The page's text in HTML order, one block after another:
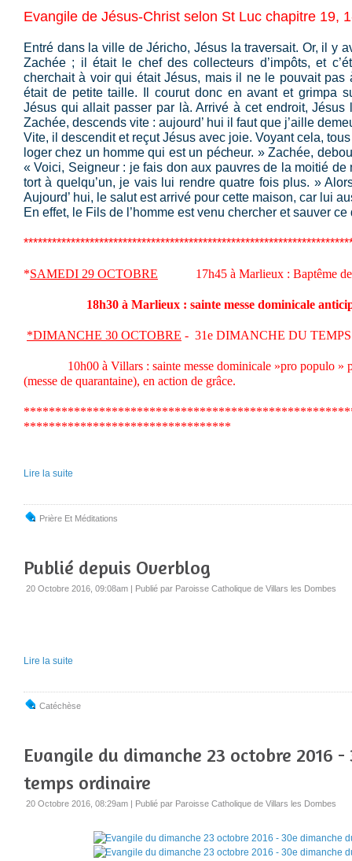
Evangile de Jésus-Christ selon St Luc chapitre 19,
Entré dans la ville de Jéricho, Jésus la traversait. Or, il y
Zachée ; il était le chef des collecteurs d’impôts, et
cherchait à voir qui était Jésus, mais il ne le pouvait
était de petite taille. Il courut donc en avant et grimpa
Jésus qui allait passer par là. Arrivé à cet endroit, Jésus
Zachée, descends vite : aujourd’ hui il faut que j’aille
Vite, il descendit et reçut Jésus avec joie. Voyant cela,
loger chez un homme qui est un pécheur. » Zachée,
« Voici, Seigneur : je fais don aux pauvres de la moitié de
tort à quelqu’un, je vais lui rendre quatre fois plus. »
Aujourd’ hui, le salut est arrivé pour cette maison, car lui
En effet, le Fils de l’homme est venu chercher et sauver
*SAMEDI 29 OCTOBRE 17h45 à Marlieux : Baptême de
18h30 à Marlieux : sainte messe dominicale
*DIMANCHE 30 OCTOBRE - 31e DIMANCHE DU
10h00 à Villars : sainte messe dominicale »pro populo »
(messe de quarantaine), en action de grâce.
*********************************
Lire la suite
Prière Et Méditations
Publié depuis Overblog
20 Octobre 2016, 09:08am | Publié par Paroisse Catholique de Villars les Dombes
Lire la suite
Catéchèse
Evangile du dimanche 23 octobre 2016
temps ordinaire
20 Octobre 2016, 08:29am | Publié par Paroisse Catholique de Villars les Dombes